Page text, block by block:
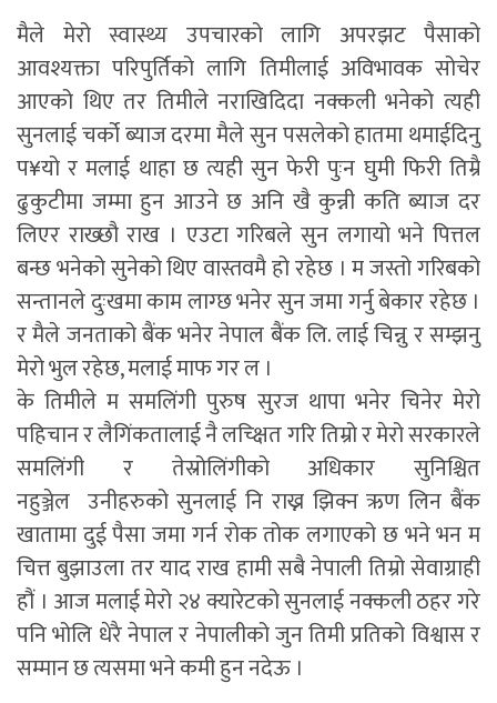
मैले मेरो स्वास्थ्य उपचारको लागि अपरझट पैसाको
आवश्यक्ता परिपुर्तिको लागि तिमीलाई अविभावक सोचेर
आएको थिए तर तिमीले नराखिदिदा नक्कली भनेको त्यही
सुनलाई चर्को ब्याज दरमा मैले सुन पसलेको हातमा थमाईदिनु
प¥यो र मलाई थाहा छ त्यही सुन फेरी पुःन घुमी फिरी तिम्रै
ढुकुटीमा जम्मा हुन आउने छ अनि खै कुन्नी कति ब्याज दर
लिएर राख्छौ राख । एउटा गरिबले सुन लगायो भने पित्तल
बन्छ भनेको सुनेको थिए वास्तवमै हो रहेछ । म जस्तो गरिबको
सन्तानले दुःखमा काम लाग्छ भनेर सुन जमा गर्नु बेकार रहेछ ।
र मैले जनताको बैंक भनेर नेपाल बैंक लि. लाई चिन्नु र सम्झनु
मेरो भुल रहेछ, मलाई माफ गर ल ।
के तिमीले म समलिंगी पुरुष सुरज थापा भनेर चिनेर मेरो
पहिचान र लैगिंकतालाई नै लच्क्षित गरि तिम्रो र मेरो सरकारले
समलिंगी र तेस्रोलिंगीको अधिकार सुनिश्चित
नहुञ्जेल उनीहरुको सुनलाई नि राख्न झिक्न ऋण लिन बैंक
खातामा दुई पैसा जमा गर्न रोक तोक लगाएको छ भने भन म
चित्त बुझाउला तर याद राख हामी सबै नेपाली तिम्रो सेवाग्राही
हौं । आज मलाई मेरो २४ क्यारेटको सुनलाई नक्कली ठहर गरे
पनि भोलि धेरै नेपाल र नेपालीको जुन तिमी प्रतिको विश्वास र
सम्मान छ त्यसमा भने कमी हुन नदेऊ ।